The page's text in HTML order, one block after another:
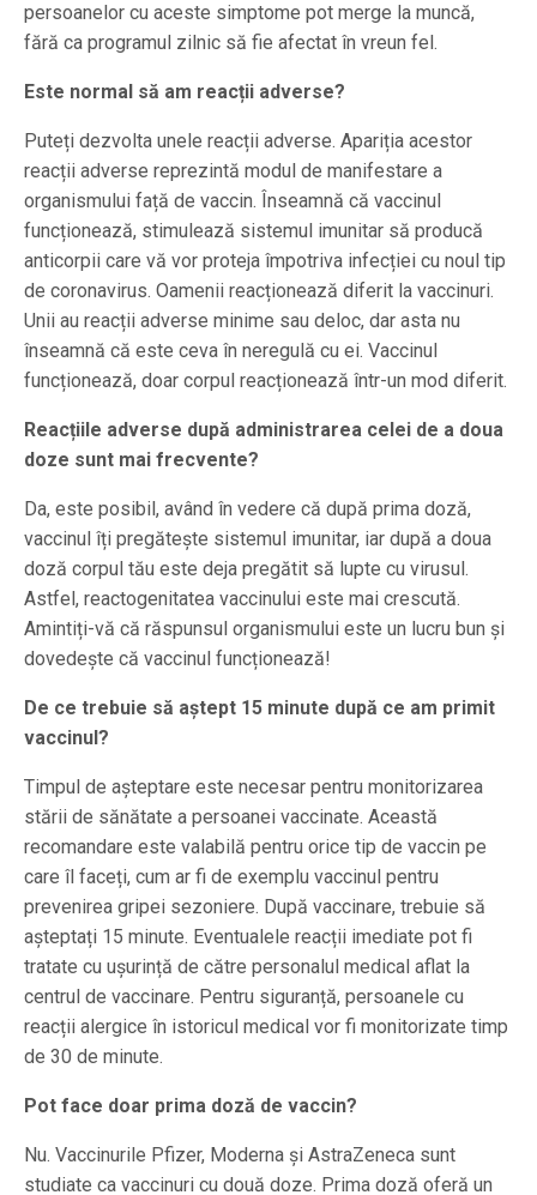
persoanelor cu aceste simptome pot merge la muncă,
fără ca programul zilnic să fie afectat în vreun fel.
Este normal să am reacții adverse?
Puteți dezvolta unele reacții adverse. Apariția acestor
reacții adverse reprezintă modul de manifestare a
organismului față de vaccin. Înseamnă că vaccinul
funcționează, stimulează sistemul imunitar să producă
anticorpii care vă vor proteja împotriva infecției cu noul tip
de coronavirus. Oamenii reacționează diferit la vaccinuri.
Unii au reacții adverse minime sau deloc, dar asta nu
înseamnă că este ceva în neregulă cu ei. Vaccinul
funcționează, doar corpul reacționează într-un mod diferit.
Reacțiile adverse după administrarea celei de a doua
doze sunt mai frecvente?
Da, este posibil, având în vedere că după prima doză,
vaccinul îți pregătește sistemul imunitar, iar după a doua
doză corpul tău este deja pregătit să lupte cu virusul.
Astfel, reactogenitatea vaccinului este mai crescută.
Amintiți-vă că răspunsul organismului este un lucru bun și
dovedește că vaccinul funcționează!
De ce trebuie să aștept 15 minute după ce am primit
vaccinul?
Timpul de așteptare este necesar pentru monitorizarea
stării de sănătate a persoanei vaccinate. Această
recomandare este valabilă pentru orice tip de vaccin pe
care îl faceți, cum ar fi de exemplu vaccinul pentru
prevenirea gripei sezoniere. După vaccinare, trebuie să
așteptați 15 minute. Eventualele reacții imediate pot fi
tratate cu ușurință de către personalul medical aflat la
centrul de vaccinare. Pentru siguranță, persoanele cu
reacții alergice în istoricul medical vor fi monitorizate timp
de 30 de minute.
Pot face doar prima doză de vaccin?
Nu. Vaccinurile Pfizer, Moderna și AstraZeneca sunt
studiate ca vaccinuri cu două doze. Prima doză oferă un